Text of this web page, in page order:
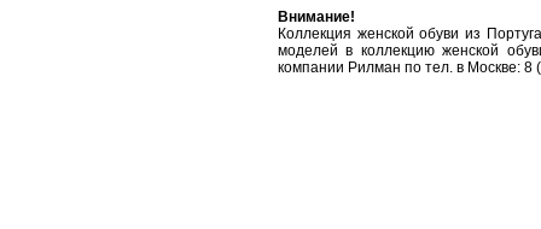
Внимание!
Коллекция женской обуви из
моделей в коллекцию женской
компании Рилман по тел. в Москве: 8